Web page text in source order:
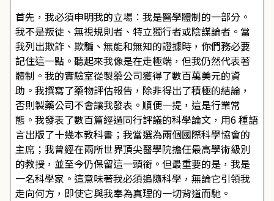
首先，我必須申明我的立場：我是醫學體制的一部分。
我不是叛徒、無視規則者、特立獨行者或陰謀論者。當
我列出欺詐、欺騙、無能和無知的證據時，你們務必要
記住這一點。聽起來我像是在走極端，但我仍然代表著
體制。我的實驗室從製藥公司獲得了數百萬美元的資
助。我撰寫了藥物評估報告，除非得出了積極的結論，
否則製藥公司不會讓我發表。順便一提，這是行業常
態。我發表了數百篇經過同行評議的科學論文，用6 種語
言出版了十幾本教科書；我當選為兩個國際科學協會的
主席；我曾經在兩所世界頂尖醫學院擔任最高學術級別
的教授，並至今仍保留這一頭銜。但最重要的是，我是
一名科學家。這意味著我必須追隨科學，無論它引領我
走向何方，即使它與我奉為真理的一切背道而馳。